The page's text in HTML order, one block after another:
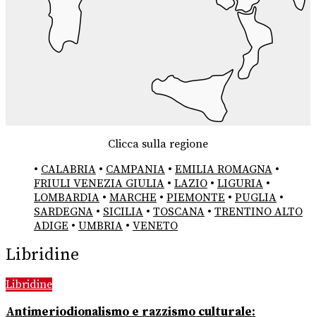
Clicca sulla regione
• CALABRIA • CAMPANIA • EMILIA ROMAGNA •
FRIULI VENEZIA GIULIA • LAZIO • LIGURIA •
LOMBARDIA • MARCHE • PIEMONTE • PUGLIA •
SARDEGNA • SICILIA • TOSCANA • TRENTINO ALTO
ADIGE • UMBRIA • VENETO
Libridine
Libridine
Antimeriodionalismo e razzismo culturale: